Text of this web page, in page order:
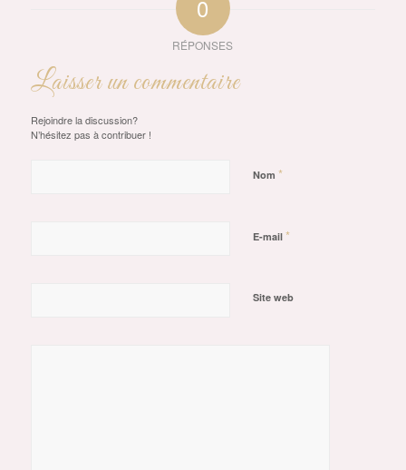
0
RÉPONSES
Laisser un commentaire
Rejoindre la discussion?
N’hésitez pas à contribuer !
Nom *
E-mail *
Site web